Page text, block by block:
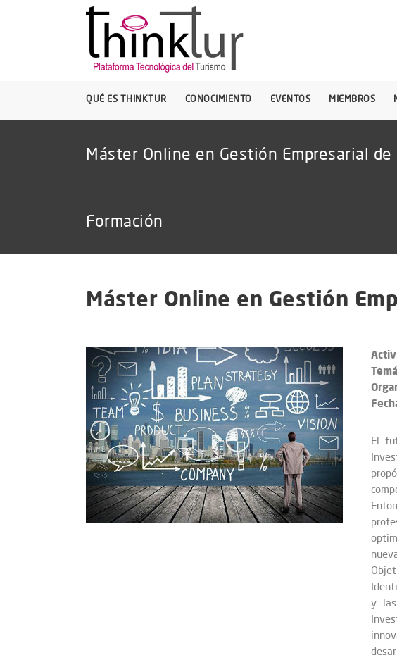
QUÉ ES THINKTUR CONOCIMIENTO EVENTOS MIEMBROS
Máster Online en Gestión Empresarial de
Formación
Máster Online en Gestión
El
y